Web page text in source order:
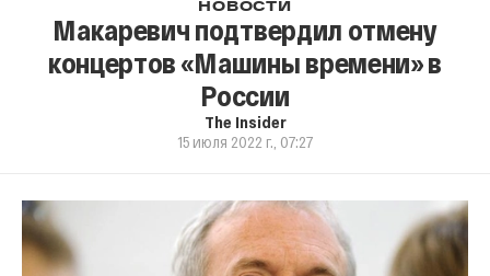
НОВОСТИ
Макаревич подтвердил отмену
концертов «Машины времени» в
России
The Insider
15 июля 2022 г., 07:27